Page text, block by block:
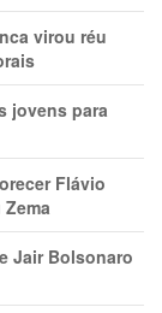
virou réu
jovens para
Flávio
Jair Bolsonaro